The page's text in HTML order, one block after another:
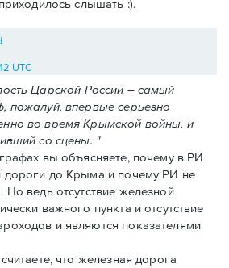
слышать :).
UTC
Царской России – самый
пожалуй, впервые серьезно
во время Крымской войны, и
со сцены. "
вы объясняете, почему в РИ
дороги до Крыма и почему РИ не
Но ведь отсутствие железной
важного пункта и отсутствие
и являются показателями
что железная дорога